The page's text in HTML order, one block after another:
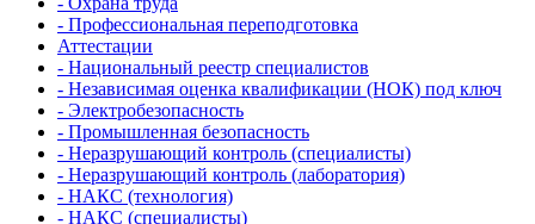
- Профессиональная переподготовка
Аттестации
- Национальный реестр специалистов
- Независимая оценка квалификации (НОК) под ключ
- Электробезопасность
- Промышленная безопасность
- Неразрушающий контроль (специалисты)
- Неразрушающий контроль (лаборатория)
- НАКС (технология)
- НАКС (специалисты)